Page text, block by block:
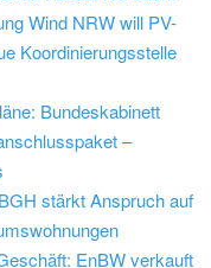
Wind NRW will PV-
Koordinierungsstelle
Bundeskabinett
–
stärkt Anspruch auf
EnBW verkauft